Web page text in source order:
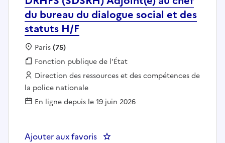
du bureau du dialogue social et des
statuts H/F
Localisation :
Paris(75)
Fonction publique :
Fonction publique de l'État
Employeur :
Direction des ressources et des compétences de
la police nationale
En ligne depuis le 19 juin 2026
Ajouter aux favoris : DRHFS (SDSRH) Adjoint(e)